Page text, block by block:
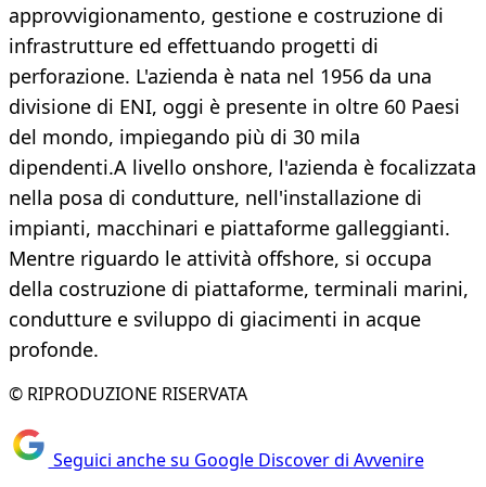
approvvigionamento, gestione e costruzione di
infrastrutture ed effettuando progetti di
perforazione. L'azienda è nata nel 1956 da una
divisione di ENI, oggi è presente in oltre 60 Paesi
del mondo, impiegando più di 30 mila
dipendenti.A livello onshore, l'azienda è focalizzata
nella posa di condutture, nell'installazione di
impianti, macchinari e piattaforme galleggianti.
Mentre riguardo le attività offshore, si occupa
della costruzione di piattaforme, terminali marini,
condutture e sviluppo di giacimenti in acque
profonde.
© RIPRODUZIONE RISERVATA
Seguici anche su Google Discover di Avvenire